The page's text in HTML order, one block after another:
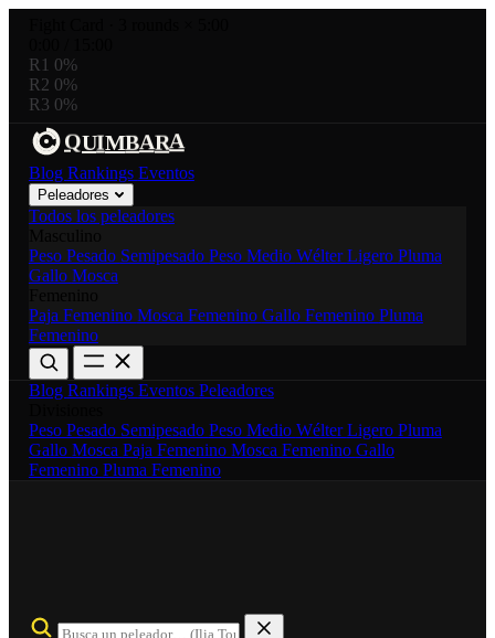
R1 0%
R2 0%
R3 0%
QUIMBARA
Blog Rankings Eventos
Peleadores
Todos los peleadores
Peso Pesado Semipesado Peso Medio WélterLigero Pluma
Gallo Mosca
Paja Femenino Mosca Femenino Gallo Femenino Pluma
Femenino
Blog Rankings Eventos Peleadores
Peso Pesado Semipesado Peso Medio WélterLigero Pluma
Gallo Mosca Paja Femenino Mosca Femenino Gallo
Femenino Pluma Femenino